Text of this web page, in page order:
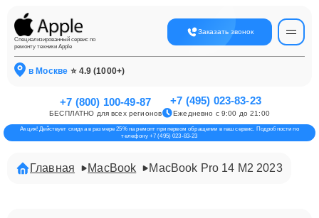
Специализированный сервис по
ремонту техники Apple
Заказать звонок
в Москве ⭐ 4.9 (1000+)
+7 (800) 100-49-87
БЕСПЛАТНО для всех регионов
+7 (495) 023-83-23
Ежедневно с 9:00 до 21:00
Акция! Действует скидка в размере 25% на ремонт при первом обращении в наш сервис. Подробности по
телефону +7 (495) 023-83-23
Главная MacBook MacBook Pro 14 M2 2023